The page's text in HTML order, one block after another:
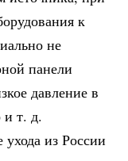
к
не
панели
давление в
т. д.
из России